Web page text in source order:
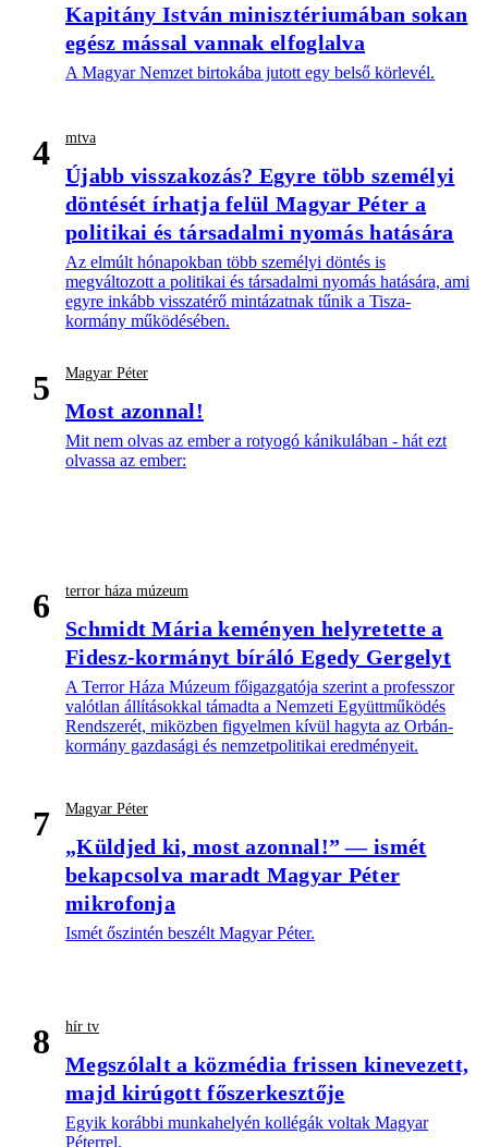
Kapitány István minisztériumában sokan
egész mással vannak elfoglalva
A Magyar Nemzet birtokába jutott egy belső körlevél.
4 mtva
Újabb visszakozás? Egyre több személyi
döntését írhatja felül Magyar Péter a
politikai és társadalmi nyomás hatására
Az elmúlt hónapokban több személyi döntés is
megváltozott a politikai és társadalmi nyomás hatására, ami
egyre inkább visszatérő mintázatnak tűnik a Tisza-
kormány működésében.
5 Magyar Péter
Most azonnal!
Mit nem olvas az ember a rotyogó kánikulában - hát ezt
olvassa az ember:
6 terror háza múzeum
Schmidt Mária keményen helyretette a
Fidesz-kormányt bíráló Egedy Gergelyt
A Terror Háza Múzeum főigazgatója szerint a professzor
valótlan állításokkal támadta a Nemzeti Együttműködés
Rendszerét, miközben figyelmen kívül hagyta az Orbán-
kormány gazdasági és nemzetpolitikai eredményeit.
7 Magyar Péter
„Küldjed ki, most azonnal!” — ismét
bekapcsolva maradt Magyar Péter
mikrofonja
Ismét őszintén beszélt Magyar Péter.
8 hír tv
Megszólalt a közmédia frissen kinevezett,
majd kirúgott főszerkesztője
Egyik korábbi munkahelyén kollégák voltak Magyar
Péterrel.